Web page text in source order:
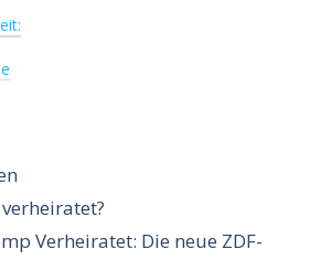
Verheiratet: Die neue ZDF-